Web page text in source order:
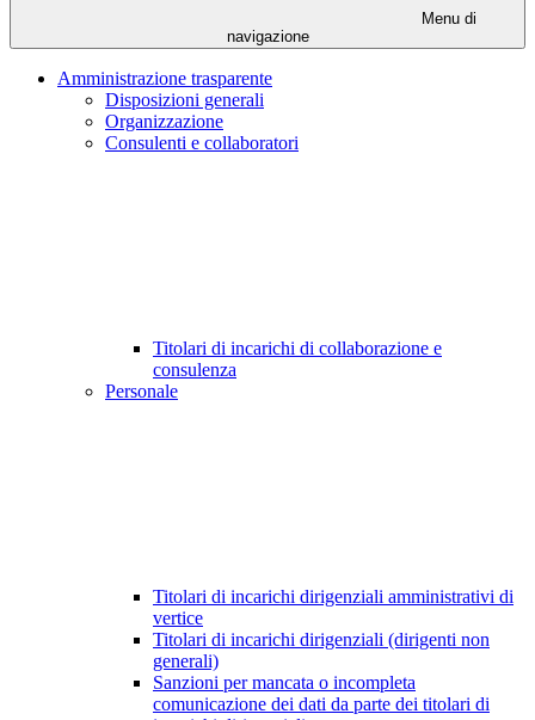
Menu di
navigazione
Amministrazione trasparente
Disposizioni generali
Organizzazione
Consulenti e collaboratori
Titolari di incarichi di collaborazione e
consulenza
Personale
Titolari di incarichi dirigenziali amministrativi di
vertice
Titolari di incarichi dirigenziali (dirigenti non
generali)
Sanzioni per mancata o incompleta
comunicazione dei dati da parte dei titolari di